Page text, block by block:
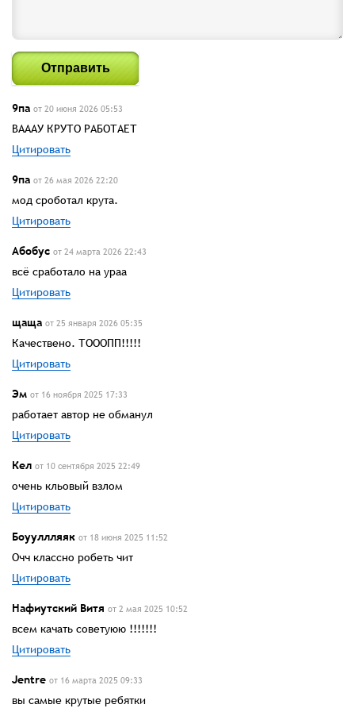
Отправить
9па от 20 июня 2026 05:53
ВАААУ КРУТО РАБОТАЕТ
Цитировать
9па от 26 мая 2026 22:20
мод сроботал крута.
Цитировать
Абобус от 24 марта 2026 22:43
всё сработало на ураа
Цитировать
щаща от 25 января 2026 05:35
Качествено. ТОООПП!!!!!
Цитировать
Эм от 16 ноября 2025 17:33
работает автор не обманул
Цитировать
Кел от 10 сентября 2025 22:49
очень кльовый взлом
Цитировать
Боууллляяк от 18 июня 2025 11:52
Очч классно робеть чит
Цитировать
Нафиутский Витя от 2 мая 2025 10:52
всем качать советуюю !!!!!!!
Цитировать
Jentre от 16 марта 2025 09:33
вы самые крутые ребятки